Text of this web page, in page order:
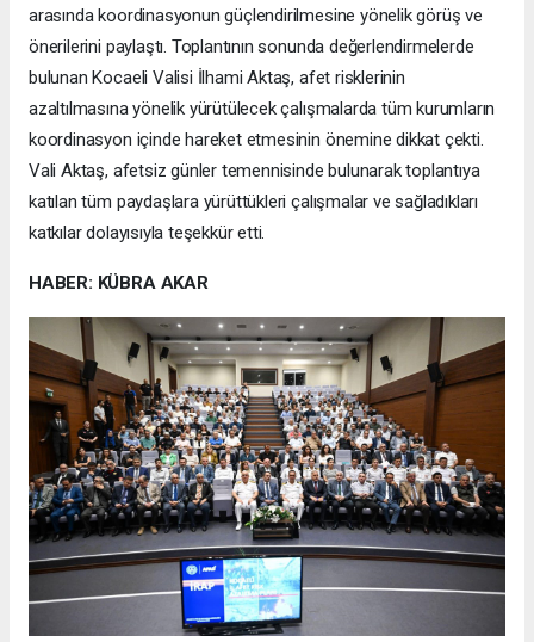
arasında koordinasyonun güçlendirilmesine yönelik görüş ve
önerilerini paylaştı. Toplantının sonunda değerlendirmelerde
bulunan Kocaeli Valisi İlhami Aktaş, afet risklerinin
azaltılmasına yönelik yürütülecek çalışmalarda tüm kurumların
koordinasyon içinde hareket etmesinin önemine dikkat çekti.
Vali Aktaş, afetsiz günler temennisinde bulunarak toplantıya
katılan tüm paydaşlara yürüttükleri çalışmalar ve sağladıkları
katkılar dolayısıyla teşekkür etti.
HABER: KÜBRA AKAR